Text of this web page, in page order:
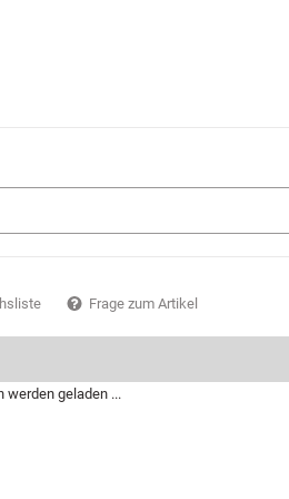
werden geladen ...
Frage zum Artikel